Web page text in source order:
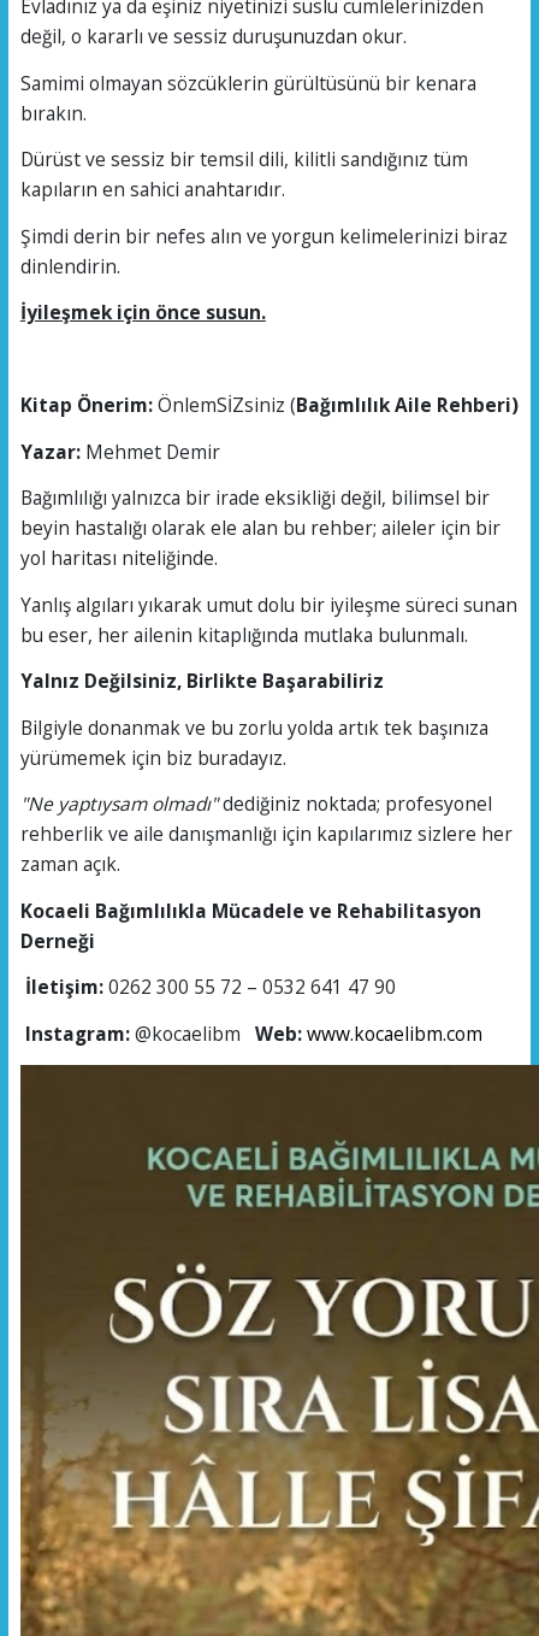
Evladınız ya da eşiniz niyetinizi süslü cümlelerinizden
değil, o kararlı ve sessiz duruşunuzdan okur.
Samimi olmayan sözcüklerin gürültüsünü bir kenara
bırakın.
Dürüst ve sessiz bir temsil dili, kilitli sandığınız tüm
kapıların en sahici anahtarıdır.
Şimdi derin bir nefes alın ve yorgun kelimelerinizi biraz
dinlendirin.
İyileşmek için önce susun.
Kitap Önerim:ÖnlemSİZsiniz (Bağımlılık Aile Rehberi)
Yazar: Mehmet Demir
Bağımlılığı yalnızca bir irade eksikliği değil, bilimsel bir
beyin hastalığı olarak ele alan bu rehber; aileler için bir
yol haritası niteliğinde.
Yanlış algıları yıkarak umut dolu bir iyileşme süreci sunan
bu eser, her ailenin kitaplığında mutlaka bulunmalı.
Yalnız Değilsiniz, Birlikte Başarabiliriz
Bilgiyle donanmak ve bu zorlu yolda artık tek başınıza
yürümemek için biz buradayız.
"Ne yaptıysam olmadı"dediğiniz noktada; profesyonel
rehberlik ve aile danışmanlığı için kapılarımız sizlere her
zaman açık.
Kocaeli Bağımlılıkla Mücadele ve Rehabilitasyon
Derneği
İletişim:0262 300 55 72 – 0532 641 47 90
Instagram:@kocaelibm Web:www.kocaelibm.com